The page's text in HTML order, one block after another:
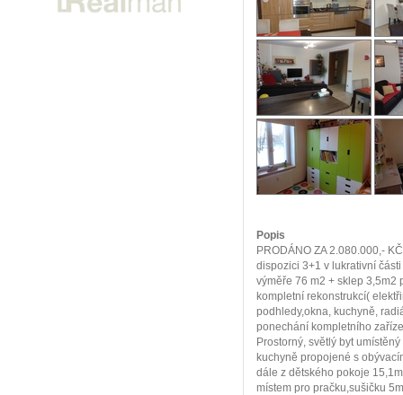
Popis
PRODÁNO ZA 2.080.000,-
dispozici 3+1 v lukrativní
výměře 76 m2 + sklep 3,5m2
kompletní rekonstrukcí(
podhledy,okna, kuchyně,
ponechání kompletního
Prostorný, světlý byt
kuchyně propojené s
dále z dětského pokoje
místem pro pračku,sušičku